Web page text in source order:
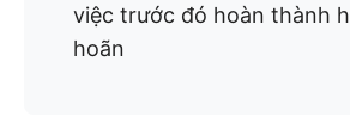
việc trước đó hoàn thành
hoãn